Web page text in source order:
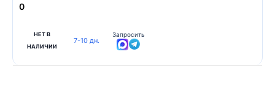
0
НЕТ В
НАЛИЧИИ
7-10 дн.
Запросить